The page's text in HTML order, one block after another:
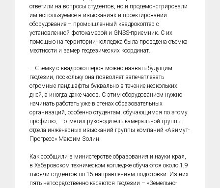
ответили на вопросы студентов, но и продемонстрировали
им используемое в изысканиях и проектировании
оборудование – промышленный квадрокоптер с
установленной фотокамерой и GNSS-приемник. С их
помощью на территории колледжа была проведена съемка
местности и замер геодезических координат.
– Съемку с квадрокоптеров можно назвать будущим
геодезии, поскольку она позволяет запечатлевать
огромные ландшафты буквально в течение нескольких
дней, а иногда даже часов. С этим оборудованием нужно
начинать работать уже в стенах образовательных
организаций, особенно студентам, обучающимся по этому
профилю, – отметил руководитель камеральной группы
отдела инженерных изысканий группы компаний «Азимут-
Прогресс» Максим Золин.
Как сообщили в министерстве образования и науки края,
в Хабаровском техническом колледже обучаются около 1,9
тысячи студентов по 15 направлениям подготовки. Из них
пять непосредственно касаются геодезии – «Земельно-